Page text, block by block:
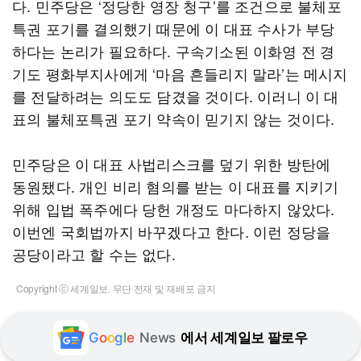
다. 민주당은 ‘정당한 영장 청구’를 조건으로 불체포
특권 포기를 결의했기 때문에 이 대표 수사가 부당
하다는 논리가 필요하다. 구속기소된 이화영 전 경
기도 평화부지사에게 ‘마음 흔들리지 말라’는 메시지
를 전달하려는 의도도 담겼을 것이다. 이러니 이 대
표의 불체포특권 포기 약속이 믿기지 않는 것이다.
민주당은 이 대표 사법리스크를 덮기 위한 방탄에
동원됐다. 개인 비리 혐의를 받는 이 대표를 지키기
위해 입법 폭주에다 당헌 개정도 마다하지 않았다.
이번엔 국회법까지 바꾸겠다고 한다. 이런 정당을
공당이라고 할 수는 없다.
Copyright ⓒ 세계일보. 무단 전재 및 재배포 금지
Google News 에서 세계일보 팔로우